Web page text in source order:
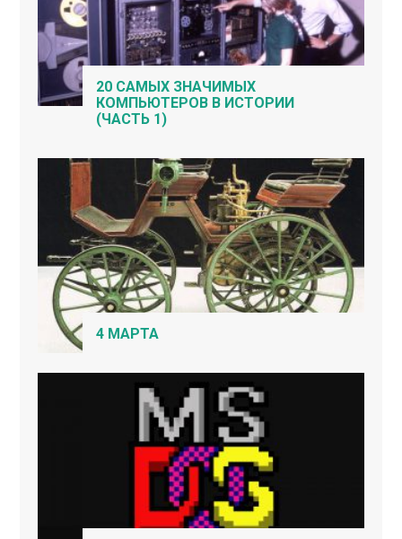
20 САМЫХ ЗНАЧИМЫХ
КОМПЬЮТЕРОВ В ИСТОРИИ
(ЧАСТЬ 1)
4 МАРТА